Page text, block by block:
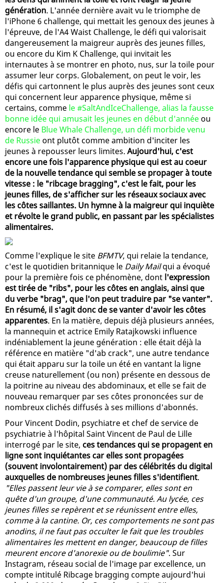
génération. L'année dernière avait vu le triomphe de
l'iPhone 6 challenge, qui mettait les genoux des jeunes à
l'épreuve, de l'A4 Waist Challenge, le défi qui valorisait
dangereusement la maigreur auprès des jeunes filles,
ou encore du Kim K Challenge, qui invitait les
internautes à se montrer en photo, nus, sur la toile pour
assumer leur corps. Globalement, on peut le voir, les
défis qui cartonnent le plus auprès des jeunes sont ceux
qui concernent leur apparence physique, même si
certains, comme le #SaltAndIceChallenge, alias la fausse
bonne idée qui amusait les jeunes en début d'année ou
encore le Blue Whale Challenge, un défi morbide venu
de Russie ont plutôt comme ambition d'inciter les
jeunes à repousser leurs limites. Aujourd'hui, c'est
encore une fois l'apparence physique qui est au coeur
de la nouvelle tendance qui semble se propager à toute
vitesse : le "ribcage bragging", c'est le fait, pour les
jeunes filles, de s'afficher sur les réseaux sociaux avec
les côtes saillantes. Un hymne à la maigreur qui inquiète
et révolte le grand public, en passant par les spécialistes
alimentaires.
Comme l'explique le site BFMTV, qui relaie la tendance,
c'est le quotidien britannique le Daily Mailqui a évoqué
pour la première fois ce phénomène, dont l'expression
est tirée de "ribs", pour les côtes en anglais, ainsi que
du verbe "brag", que l'on peut traduire par "se vanter".
En résumé, il s'agit donc de se vanter d'avoir les côtes
apparentes. En la matière, depuis déjà plusieurs années,
la mannequin et actrice Emily Ratajkowski influence
indéniablement la jeune génération : elle était déjà la
référence en matière "d'ab crack", une autre tendance
qui était apparu sur la toile un été en vantant la ligne
creuse naturellement (ou non) présente en dessous de
la poitrine au niveau des abdominaux, et elle se fait de
nouveau remarquer par ses côtes prononcées sur de
nombreux clichés diffusés à ses millions d'abonnés.
Pour Vincent Dodin, psychiatre et chef de service de
psychiatrie à l'hôpital Saint Vincent de Paul de Lille
interrogé par le site, ces tendances qui se propagent en
ligne sont inquiétantes car elles sont propagées
(souvent involontairement) par des célébrités du digital
auxquelles de nombreuses jeunes filles s'identifient.
"Elles passent leur vie à se comparer, elles sont en
quête d'un groupe, d'une communauté. Au lycée, ces
jeunes filles se repèrent et se réunissent entre elles,
comme à la cantine. Or, ces comportements ne sont pas
anodins, il ne faut pas occulter le fait que les troubles
alimentaires les mettent en danger, beaucoup de filles
meurent encore d'anorexie ou de boulimie". Sur
Instagram, réseau social de l'image par excellence, un
compte intitulé Ribcage bragging compte aujourd'hui